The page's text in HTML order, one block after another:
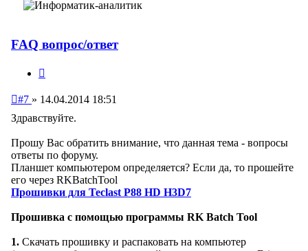
FAQ вопрос/ответ
Непрочитанное
#7 » 14.04.2014 18:51
Здравствуйте.
Прошу Вас обратить внимание, что данная тема - вопросы
ответы по форуму.
Планшет компьютером определяется? Если да, то прошейте
его через RKBatchTool
Прошивки для Teclast P88 HD H3D7
Прошивка с помощью программы RK Batch Tool
1. Скачать прошивку и распаковать на компьютер